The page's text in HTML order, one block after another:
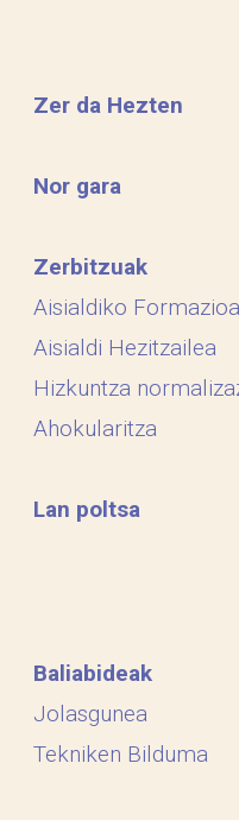
Zer da Hezten
Nor gara
Zerbitzuak
Aisialdiko Formazioa
Aisialdi Hezitzailea
Hizkuntza
Ahokularitza
Lan poltsa
Baliabideak
Jolasgunea
Tekniken Bilduma